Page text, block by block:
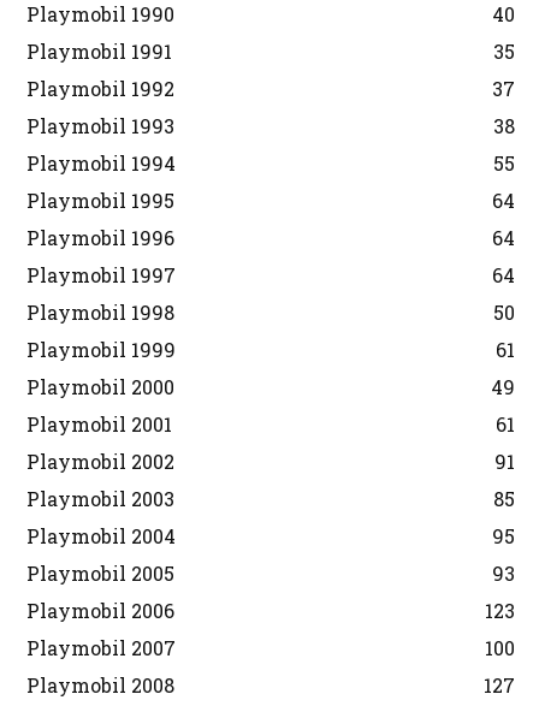
Playmobil 1990
40
Playmobil 1991
35
Playmobil 1992
37
Playmobil 1993
38
Playmobil 1994
55
Playmobil 1995
64
Playmobil 1996
64
Playmobil 1997
64
Playmobil 1998
50
Playmobil 1999
61
Playmobil 2000
49
Playmobil 2001
61
Playmobil 2002
91
Playmobil 2003
85
Playmobil 2004
95
Playmobil 2005
93
Playmobil 2006
123
Playmobil 2007
100
Playmobil 2008
127